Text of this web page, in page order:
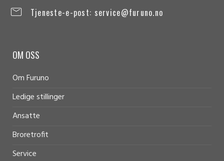
Tjeneste-e-post: service@furuno.no
OM OSS
Om Furuno
Ledige stillinger
Ansatte
Broretrofit
Service